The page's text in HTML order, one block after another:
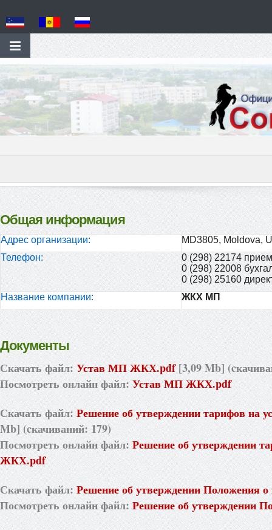
Общая информация
Адрес организации:
MD3805, Moldova,
Телефон:
0 (298) 22174
0 (298) 22008
0 (298) 25160
Название компании:
ЖКХ МП
Документы
Скачать файл:Устав МП ЖКХ.pdf[3,09 Mb]
Посмотреть онлайн файл:Устав МП ЖКХ.pdf
Скачать файл: Решение об утверждении тарифов
Mb] (cкачиваний: 179)
Посмотреть онлайн файл:Решение об утверждении
ЖКХ.pdf
Скачать файл: Решение об утверждении Положения
Посмотреть онлайн файл:Решение об утверждении